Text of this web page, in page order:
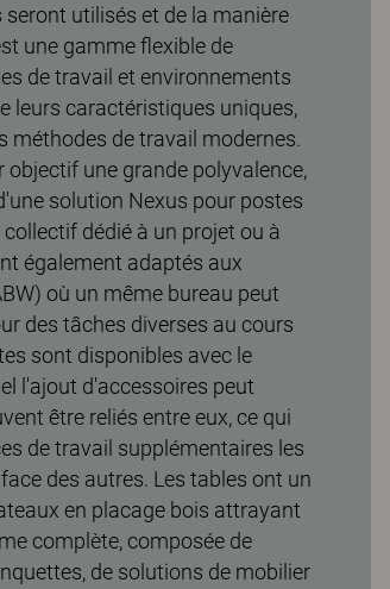
utilisés et de la manière
une gamme flexible de
de travail et environnements
leurs caractéristiques uniques,
méthodes de travail modernes.
une grande polyvalence,
solution Nexus pour postes
dédié à un projet ou à
également adaptés aux
où un même bureau peut
des tâches diverses au cours
sont disponibles avec le
l'ajout d'accessoires peut
être reliés entre eux, ce qui
de travail supplémentaires les
des autres. Les tables ont un
en placage bois attrayant
complète, composée de
de solutions de mobilier